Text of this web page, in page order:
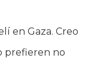
en Gaza. Creo
prefieren no